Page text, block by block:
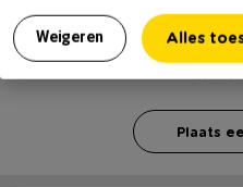
Weigeren Alles
Voor het schrijven van een
ter
Plaats